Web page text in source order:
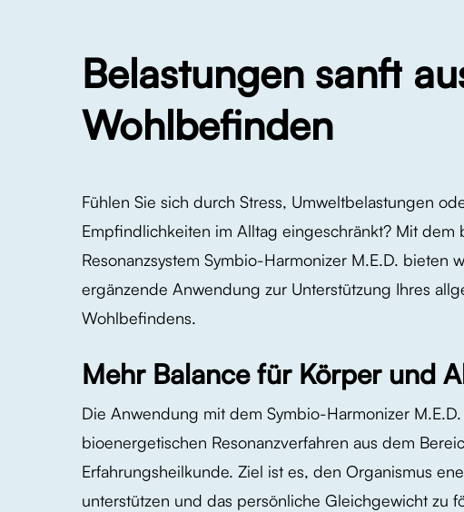
Belastungen sanft
Wohlbefinden
Fühlen Sie sich durch Stress, Umweltbelastungen
Empfindlichkeiten im Alltag eingeschränkt? Mit dem
Resonanzsystem Symbio-Harmonizer M.E.D. bieten
ergänzende Anwendung zur Unterstützung Ihres
Wohlbefindens.
Mehr Balance für Körper und
Die Anwendung mit dem Symbio-Harmonizer
bioenergetischen Resonanzverfahren aus dem
Erfahrungsheilkunde. Ziel ist es, den Organismus
unterstützen und das persönliche Gleichgewicht zu